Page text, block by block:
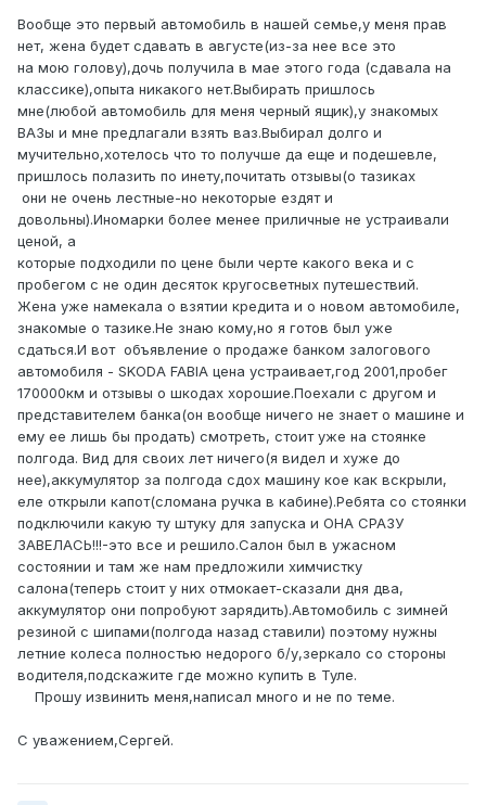
Вообще это первый автомобиль в нашей семье,у меня прав
нет, жена будет сдавать в августе(из-за нее все это
на мою голову),дочь получила в мае этого года (сдавала на
классике),опыта никакого нет.Выбирать пришлось
мне(любой автомобиль для меня черный ящик),у знакомых
ВАЗы и мне предлагали взять ваз.Выбирал долго и
мучительно,хотелось что то получше да еще и подешевле,
пришлось полазить по инету,почитать отзывы(о тазиках
они не очень лестные-но некоторые ездят и
довольны).Иномарки более менее приличные не устраивали
ценой, а
которые подходили по цене были черте какого века и с
пробегом с не один десяток кругосветных путешествий.
Жена уже намекала о взятии кредита и о новом автомобиле,
знакомые о тазике.Не знаю кому,но я готов был уже
сдаться.И вот объявление о продаже банком залогового
автомобиля - SKODA FABIA цена устраивает,год 2001,пробег
170000км и отзывы о шкодах хорошие.Поехали с другом и
представителем банка(он вообще ничего не знает о машине и
ему ее лишь бы продать) смотреть, стоит уже на стоянке
полгода. Вид для своих лет ничего(я видел и хуже до
нее),аккумулятор за полгода сдох машину кое как вскрыли,
еле открыли капот(сломана ручка в кабине).Ребята со стоянки
подключили какую ту штуку для запуска и ОНА СРАЗУ
ЗАВЕЛАСЬ!!!-это все и решило.Салон был в ужасном
состоянии и там же нам предложили химчистку
салона(теперь стоит у них отмокает-сказали дня два,
аккумулятор они попробуют зарядить).Автомобиль с зимней
резиной с шипами(полгода назад ставили) поэтому нужны
летние колеса полностью недорого б/у,зеркало со стороны
водителя,подскажите где можно купить в Туле.
Прошу извинить меня,написал много и не по теме.
С уважением,Сергей.